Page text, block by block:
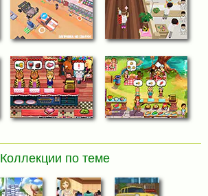
Коллекции по теме